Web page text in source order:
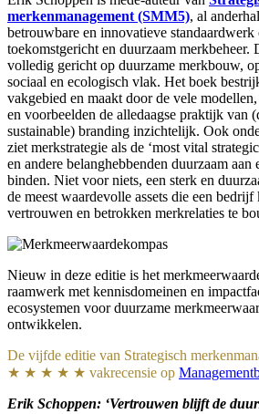
merkenmanagement (SMM5), al
betrouwbare en innovatieve standaardwerk
toekomstgericht en duurzaam merkbeheer.
volledig gericht op duurzame merkbouw,
sociaal en ecologisch vlak. Het boek
vakgebied en maakt door de vele modellen,
en voorbeelden de alledaagse praktijk van
sustainable) branding inzichtelijk. Ook
ziet merkstrategie als de ‘most vital
en andere belanghebbenden duurzaam aan
binden. Niet voor niets, een sterk en
de meest waardevolle assets die een bedrijf
vertrouwen en betrokken merkrelaties te
Nieuw in deze editie is het
raamwerk met kennisdomeinen en
ecosystemen voor duurzame
ontwikkelen.
De vijfde editie van Strategisch
★ ★ ★ ★ ★ vakrecensie op
Erik Schoppen: ‘Vertrouwen blijft de